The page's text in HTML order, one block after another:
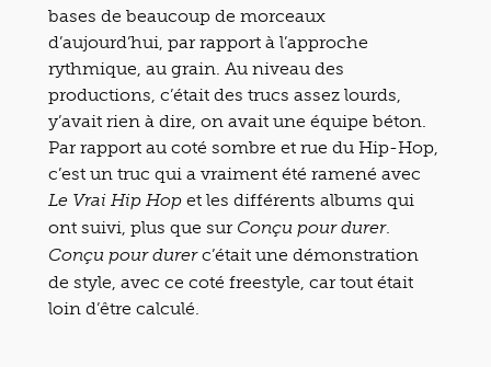
bases de beaucoup de morceaux
d’aujourd’hui, par rapport à l’approche
rythmique, au grain. Au niveau des
productions, c’était des trucs assez lourds,
y’avait rien à dire, on avait une équipe béton.
Par rapport au coté sombre et rue du Hip-Hop,
c’est un truc qui a vraiment été ramené avec
Le Vrai Hip Hop et les différents albums qui
ont suivi, plus que sur Conçu pour durer.
Conçu pour durerc’était une démonstration
de style, avec ce coté freestyle, car tout était
loin d’être calculé.